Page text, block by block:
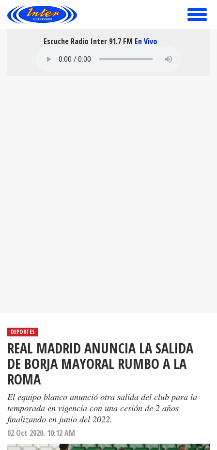
toggle
Escuche Radio Inter 91.7 FM En Vivo
DEPORTES
REAL MADRID ANUNCIA LA SALIDA
DE BORJA MAYORAL RUMBO A LA
ROMA
El equipo blanco anunció otra salida del club para la
temporada en vigencia con una cesión de 2 años
finalizando en junio del 2022.
02 Oct 2020. 10:12 AM